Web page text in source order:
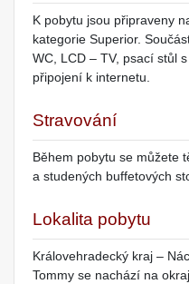
K pobytu jsou připraveny
kategorie Superior.
WC, LCD – TV, psací stůl
připojení k internetu.
Stravování
Během pobytu se můžete
a studených buffetových
Lokalita pobytu
Královehradecký kraj –
Tommy se nachází na